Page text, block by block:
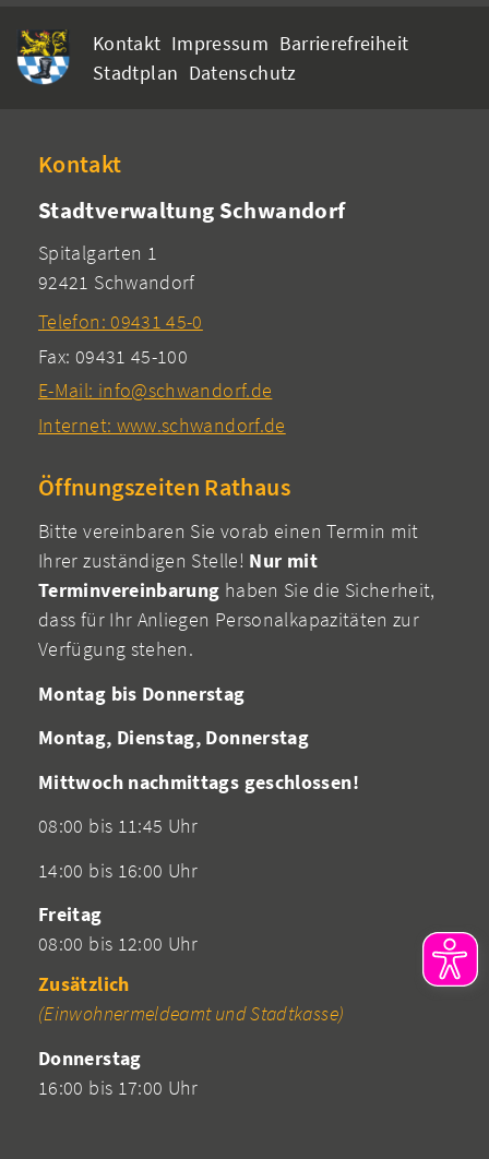
Kontakt Impressum Barrierefreiheit
Stadtplan Datenschutz
Kontakt
Stadtverwaltung Schwandorf
Spitalgarten 1
92421 Schwandorf
Telefon: 09431 45-0
Fax: 09431 45-100
E-Mail: info@schwandorf.de
Internet: www.schwandorf.de
Öffnungszeiten Rathaus
Bitte vereinbaren Sie vorab einen Termin mit
Ihrer zuständigen Stelle! Nur mit
Terminvereinbarung haben Sie die Sicherheit,
dass für Ihr Anliegen Personalkapazitäten zur
Verfügung stehen.
Montag bis Donnerstag
Montag, Dienstag, Donnerstag
Mittwoch nachmittags geschlossen!
08:00 bis 11:45 Uhr
14:00 bis 16:00 Uhr
Freitag
08:00 bis 12:00 Uhr
Zusätzlich
(Einwohnermeldeamt und Stadtkasse)
Donnerstag
16:00 bis 17:00 Uhr